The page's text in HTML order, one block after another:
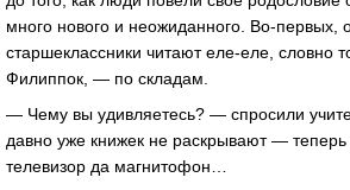
много нового и неожиданного. Во-первых ,
старшеклассники читаютеле-еле , словно
Филиппок, — по складам.
— Чему вы удивляетесь? — спросили
давно уже книжек не раскрывают — теперь
телевизор да магнитофон…